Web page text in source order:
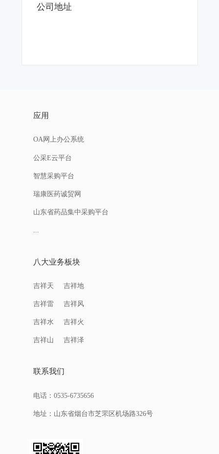
公司地址
应用
OA网上办公系统
公采E云平台
智慧采购平台
瑞康医药诚贸网
山东省药品集中采购平台
...
八大业务板块
吉祥天 吉祥地
吉祥雷 吉祥风
吉祥水 吉祥火
吉祥山 吉祥泽
联系我们
电话：0535-6735656
地址：山东省烟台市芝罘区机场路326号